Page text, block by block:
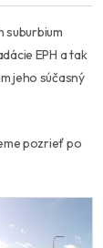
suburbium
EPH a tak
jeho súčasný
pozrieť po